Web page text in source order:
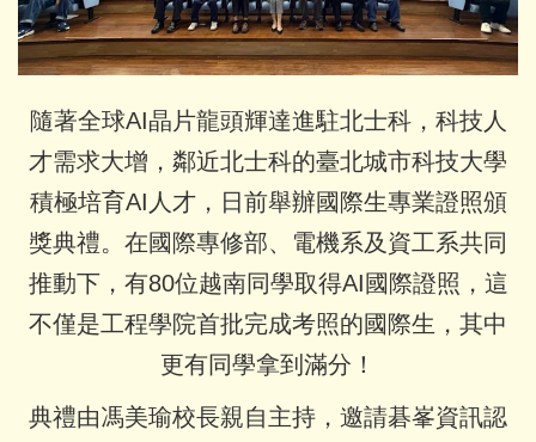
隨著全球AI晶片龍頭輝達進駐北士科，科技人
才需求大增，鄰近北士科的臺北城市科技大學
積極培育AI人才，日前舉辦國際生專業證照頒
獎典禮。在國際專修部、電機系及資工系共同
推動下，有80位越南同學取得AI國際證照，這
不僅是工程學院首批完成考照的國際生，其中
更有同學拿到滿分！
典禮由馮美瑜校長親自主持，邀請碁峯資訊認